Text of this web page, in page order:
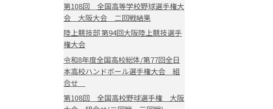
第108回 全国高等学校野球選手権大
会 大阪大会 二回戦結果
陸上競技部 第94回大阪陸上競技選手
権大会
令和8年度全国高校総体/第77回全日
本高校ハンドボール選手権大会 組
合せ
第108回 全国高校野球選手権 大阪